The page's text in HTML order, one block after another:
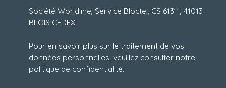
Société Worldline, Service Bloctel, CS 61311, 41013
BLOIS CEDEX.
Pour en savoir plus sur le traitement de vos
données personnelles, veuillez consulter notre
politique de confidentialité.